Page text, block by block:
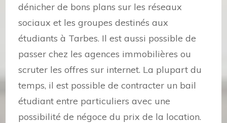
dénicher de bons plans sur les réseaux
sociaux et les groupes destinés aux
étudiants à Tarbes. Il est aussi possible de
passer chez les agences immobilières ou
scruter les offres sur internet. La plupart du
temps, il est possible de contracter un bail
étudiant entre particuliers avec une
possibilité de négoce du prix de la location.